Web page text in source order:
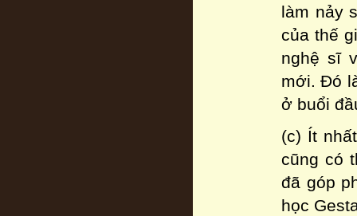
làm nảy
của thế
nghệ sĩ
mới. Đó
ở buổi
(c) Ít
cũng có
đã góp
học